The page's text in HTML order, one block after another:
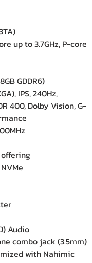
up to 3.7GHz, P-core
GDDR6)
IPS, 240Hz,
400, Dolby Vision, G-
Audio
combo jack (3.5mm)
with Nahimic